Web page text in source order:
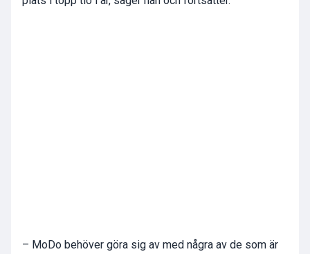
– MoDo behöver göra sig av med några av de som är